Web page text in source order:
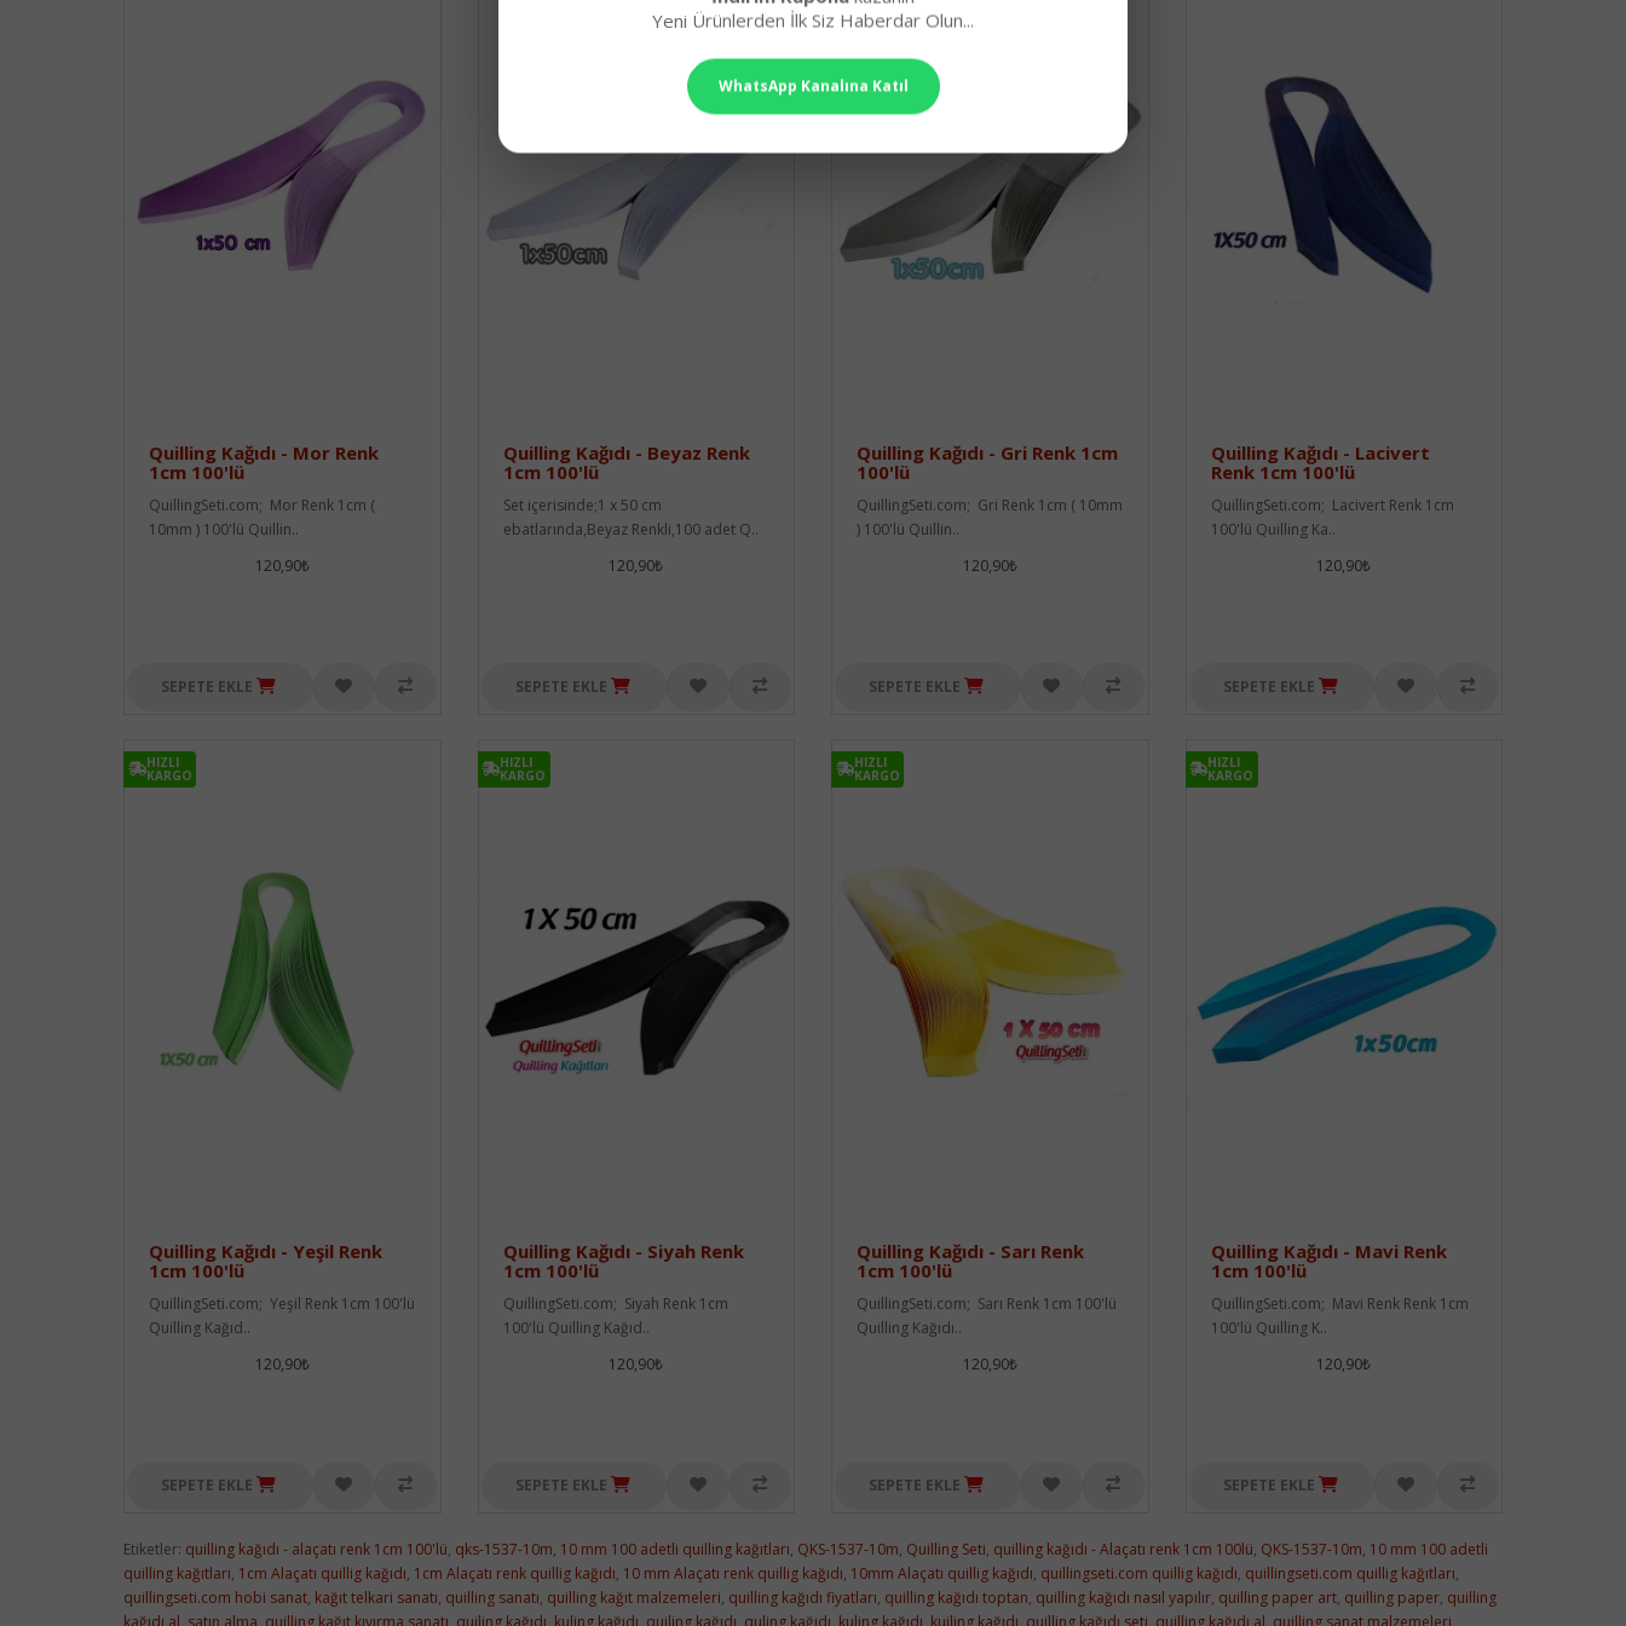
Quilling Kağıdı - Mor Renk
1cm 100'lü
QuillingSeti.com; Mor Renk 1cm (
10mm ) 100'lü Quillin..
120,90₺
SEPETE EKLE
Quilling Kağıdı - Beyaz Renk
1cm 100'lü
Set içerisinde;1 x 50 cm
ebatlarında,Beyaz Renkli,100 adet Q..
120,90₺
SEPETE EKLE
Quilling Kağıdı - Gri Renk 1cm
100'lü
QuillingSeti.com; Gri Renk 1cm ( 10mm
) 100'lü Quillin..
120,90₺
SEPETE EKLE
Quilling Kağıdı - Lacivert
Renk 1cm 100'lü
QuillingSeti.com; Lacivert Renk 1cm
100'lü Quilling Ka..
120,90₺
SEPETE EKLE
HIZLI
KARGO
Quilling Kağıdı - Yeşil Renk
1cm 100'lü
QuillingSeti.com; Yeşil Renk 1cm 100'lü
Quilling Kağıd..
120,90₺
SEPETE EKLE
HIZLI
KARGO
Quilling Kağıdı - Siyah Renk
1cm 100'lü
QuillingSeti.com; Siyah Renk 1cm
100'lü Quilling Kağıd..
120,90₺
SEPETE EKLE
HIZLI
KARGO
Quilling Kağıdı - Sarı Renk
1cm 100'lü
QuillingSeti.com; Sarı Renk 1cm 100'lü
Quilling Kağıdı..
120,90₺
SEPETE EKLE
HIZLI
KARGO
Quilling Kağıdı - Mavi Renk
1cm 100'lü
QuillingSeti.com; Mavi Renk Renk 1cm
100'lü Quilling K..
120,90₺
SEPETE EKLE
Etiketler: quilling kağıdı - alaçatı renk 1cm 100'lü, qks-1537-10m, 10 mm 100 adetli quilling kağıtları, QKS-1537-10m, Quilling Seti, quilling kağıdı - Alaçatı renk 1cm 100lü, QKS-1537-10m, 10 mm 100 adetli
quilling kağıtları, 1cm Alaçatı quillig kağıdı, 1cm Alaçatı renk quillig kağıdı, 10 mm Alaçatı renk quillig kağıdı, 10mm Alaçatı quillig kağıdı, quillingseti.com quillig kağıdı, quillingseti.com quillig kağıtları,
quillingseti.com hobi sanat, kağıt telkari sanatı, quilling sanatı, quilling kağıt malzemeleri, quilling kağıdı fiyatları, quilling kağıdı toptan, quilling kağıdı nasıl yapılır, quilling paper art, quilling paper, quilling
kağıdı al satın alma quilling kağıt kıvırma sanatı quiling kağıdı kuling kağıdı quiling kağıdı quling kağıdı kuling kağıdı kuiling kağıdı quilling kağıdı seti quilling kağıdı al quilling sanat malzemeleri
Yeni Ürünlerden İlk Siz Haberdar Olun...
WhatsApp Kanalına Katıl